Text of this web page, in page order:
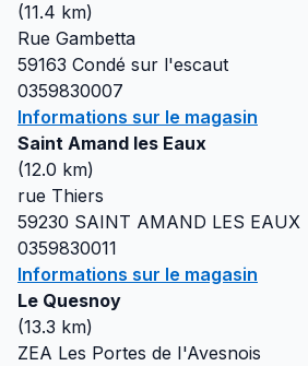
(11.4 km)
Rue Gambetta
59163 Condé sur l'escaut
0359830007
Informations sur le magasin
Saint Amand les Eaux
(12.0 km)
rue Thiers
59230 SAINT AMAND LES EAUX
0359830011
Informations sur le magasin
Le Quesnoy
(13.3 km)
ZEA Les Portes de I'Avesnois